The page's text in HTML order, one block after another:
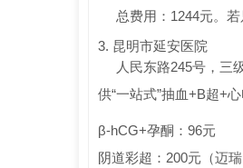
总费用：1244元。
3. 昆明市延安医院
人民东路245号，三
供“一站式”抽血+B超+
β-hCG+孕酮：96元
阴道彩超：200元（迈瑞